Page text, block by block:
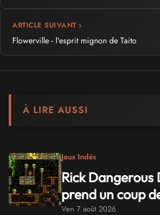
ARTICLE SUIVANT ›
Flowerville - l'esprit mignon de Taito
À LIRE AUSSI
Jeux Indés
Rick Dangerous
prend un coup
Ven 7 août 2026